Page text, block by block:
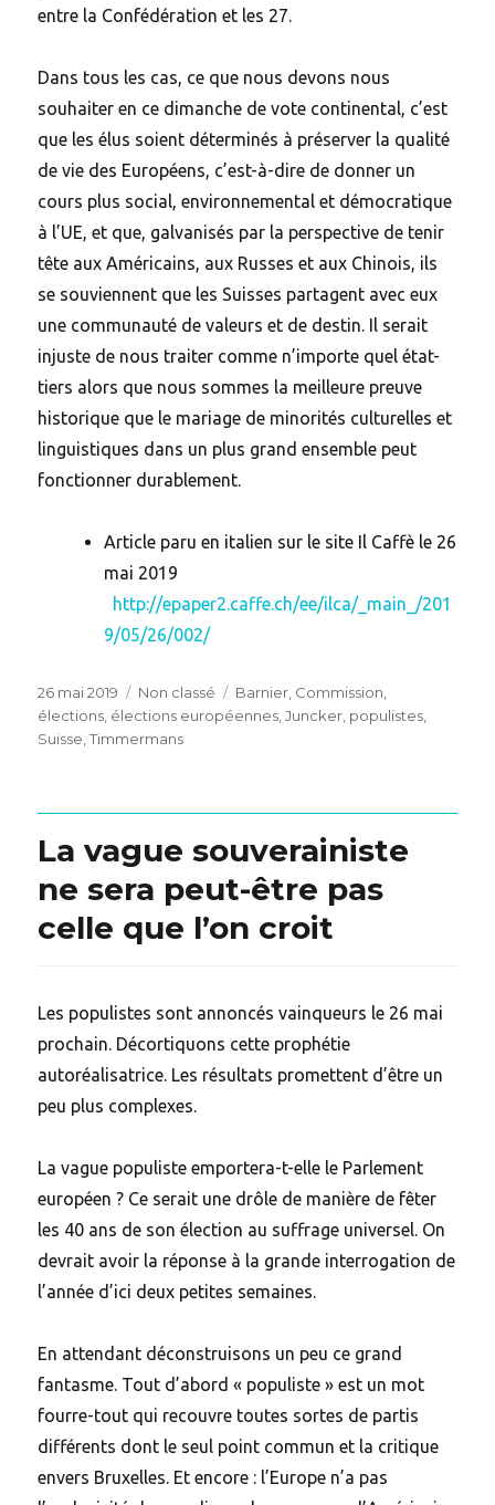
entre la Confédération et les 27.
Dans tous les cas, ce que nous devons nous
souhaiter en ce dimanche de vote continental, c’est
que les élus soient déterminés à préserver la qualité
de vie des Européens, c’est-à-dire de donner un
cours plus social, environnemental et démocratique
à l’UE, et que, galvanisés par la perspective de tenir
tête aux Américains, aux Russes et aux Chinois, ils
se souviennent que les Suisses partagent avec eux
une communauté de valeurs et de destin. Il serait
injuste de nous traiter comme n’importe quel état-
tiers alors que nous sommes la meilleure preuve
historique que le mariage de minorités culturelles et
linguistiques dans un plus grand ensemble peut
fonctionner durablement.
Article paru en italien sur le site Il Caffè le 26
mai 2019
http://epaper2.caffe.ch/ee/ilca/_main_/201
9/05/26/002/
Posted
on
26 mai 2019 Categories
Non classé Tags
Barnier, Commission,
élections, élections européennes,Juncker, populistes,
Suisse,Timmermans
La vague souverainiste
ne sera peut-être pas
celle que l’on croit
Les populistes sont annoncés vainqueurs le 26 mai
prochain. Décortiquons cette prophétie
autoréalisatrice. Les résultats promettent d’être un
peu plus complexes.
La vague populiste emportera-t-elle le Parlement
européen ? Ce serait une drôle de manière de fêter
les 40 ans de son élection au suffrage universel. On
devrait avoir la réponse à la grande interrogation de
l’année d’ici deux petites semaines.
En attendant déconstruisons un peu ce grand
fantasme. Tout d’abord « populiste » est un mot
fourre-tout qui recouvre toutes sortes de partis
différents dont le seul point commun et la critique
envers Bruxelles. Et encore : l’Europe n’a pas